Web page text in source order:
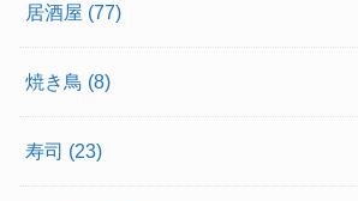
居酒屋 (77)
焼き鳥 (8)
寿司 (23)